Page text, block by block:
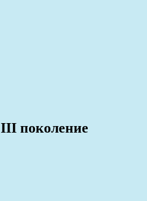
III поколение